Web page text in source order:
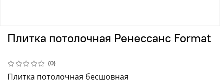
(0)
Плитка потолочная Ренессанс Format
Плитка потолочная бесшовная